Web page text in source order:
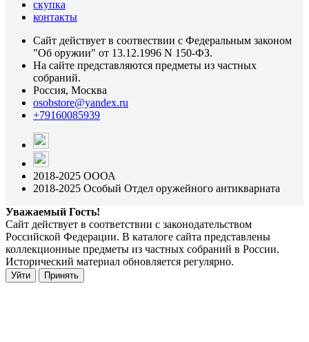
скупка
контакты
Сайт действует в соотвествии с Федеральным законом
"Об оружии" от 13.12.1996 N 150-ФЗ.
На сайте представляются предметы из частных
собраний.
Россия, Москва
osobstore@yandex.ru
+79160085939
2018-2025 ОООА
2018-2025 Особый Отдел оружейного антиквариата
Уважаемый Гость!
Сайт действует в соответствии с законодательством
Российской Федерации. В каталоге сайта представлены
коллекционные предметы из частных собраний в России.
Исторический материал обновляется регулярно.
Уйти Принять